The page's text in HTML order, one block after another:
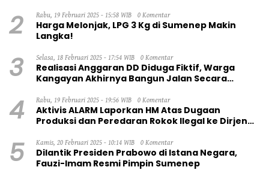
2 Rabu, 19 Februari 2025 - 15:58 WIB 0 Komentar
Harga Melonjak, LPG 3 Kg di Sumenep Makin
Langka!
3 Selasa, 18 Februari 2025 - 17:54 WIB 0 Komentar
Realisasi Anggaran DD Diduga Fiktif, Warga
Kangayan Akhirnya Bangun Jalan Secara
4 Rabu, 19 Februari 2025 - 19:56 WIB 0 Komentar
Aktivis ALARM Laporkan HM Atas Dugaan
Produksi dan Peredaran Rokok Ilegal ke Dirjen
5 Kamis, 20 Februari 2025 - 10:14 WIB 0 Komentar
Dilantik Presiden Prabowo di Istana Negara,
Fauzi-Imam Resmi Pimpin Sumenep